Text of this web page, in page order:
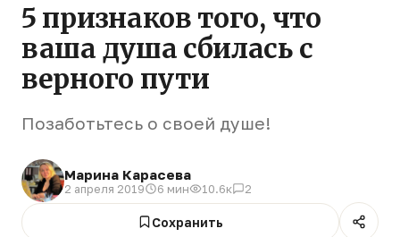
5 признаков того, что
ваша душа сбилась с
верного пути
Позаботьтесь о своей душе!
Марина Карасева
2 апреля 2019 6 мин 10.6к 2
Сохранить